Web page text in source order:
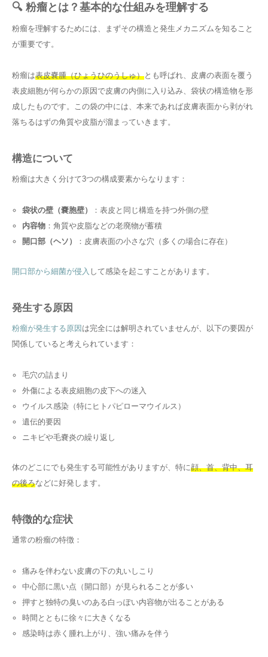
🔍 粉瘤とは？基本的な仕組みを理解する
粉瘤を理解するためには、まずその構造と発生メカニズムを知ること
が重要です。
粉瘤は表皮嚢腫（ひょうひのうしゅ）とも呼ばれ、皮膚の表面を覆う
表皮細胞が何らかの原因で皮膚の内側に入り込み、袋状の構造物を形
成したものです。この袋の中には、本来であれば皮膚表面から剥がれ
落ちるはずの角質や皮脂が溜まっていきます。
構造について
粉瘤は大きく分けて3つの構成要素からなります：
袋状の壁（嚢胞壁）
：表皮と同じ構造を持つ外側の壁
内容物：角質や皮脂などの老廃物が蓄積
開口部（ヘソ）
：皮膚表面の小さな穴（多くの場合に存在）
開口部から細菌が侵入 して感染を起こすことがあります。
発生する原因
粉瘤が発生する原因 は完全には解明されていませんが、以下の要因が
関係していると考えられています：
毛穴の詰まり
外傷による表皮細胞の皮下への迷入
ウイルス感染（特にヒトパピローマウイルス）
遺伝的要因
ニキビや毛嚢炎の繰り返し
体のどこにでも発生する可能性がありますが、特に顔、首、背中、耳
の後ろなどに好発します。
特徴的な症状
通常の粉瘤の特徴：
痛みを伴わない皮膚の下の丸いしこり
中心部に黒い点（開口部）が見られることが多い
押すと独特の臭いのある白っぽい内容物が出ることがある
時間とともに徐々に大きくなる
感染時は赤く腫れ上がり、強い痛みを伴う